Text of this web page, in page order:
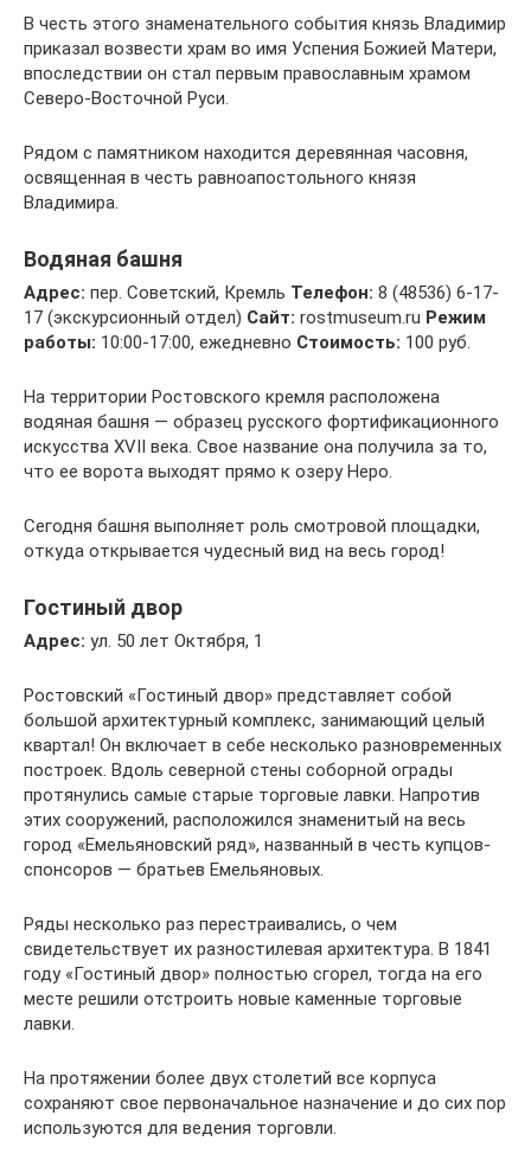
В честь этого знаменательного события князь Владимир
приказал возвести храм во имя Успения Божией Матери,
впоследствии он стал первым православным храмом
Северо-Восточной Руси.
Рядом с памятником находится деревянная часовня,
освященная в честь равноапостольного князя
Владимира.
Водяная башня
Адрес: пер. Советский, Кремль Телефон: 8 (48536) 6-17-
17 (экскурсионный отдел) Сайт: rostmuseum.ru Режим
работы: 10:00-17:00, ежедневно Стоимость: 100 руб.
На территории Ростовского кремля расположена
водяная башня — образец русского фортификационного
искусства XVII века. Свое название она получила за то,
что ее ворота выходят прямо к озеру Неро.
Сегодня башня выполняет роль смотровой площадки,
откуда открывается чудесный вид на весь город!
Гостиный двор
Адрес: ул. 50 лет Октября, 1
Ростовский «Гостиный двор» представляет собой
большой архитектурный комплекс, занимающий целый
квартал! Он включает в себе несколько разновременных
построек. Вдоль северной стены соборной ограды
протянулись самые старые торговые лавки. Напротив
этих сооружений, расположился знаменитый на весь
город «Емельяновский ряд», названный в честь купцов-
спонсоров — братьев Емельяновых.
Ряды несколько раз перестраивались, о чем
свидетельствует их разностилевая архитектура. В 1841
году «Гостиный двор» полностью сгорел, тогда на его
месте решили отстроить новые каменные торговые
лавки.
На протяжении более двух столетий все корпуса
сохраняют свое первоначальное назначение и до сих пор
используются для ведения торговли.